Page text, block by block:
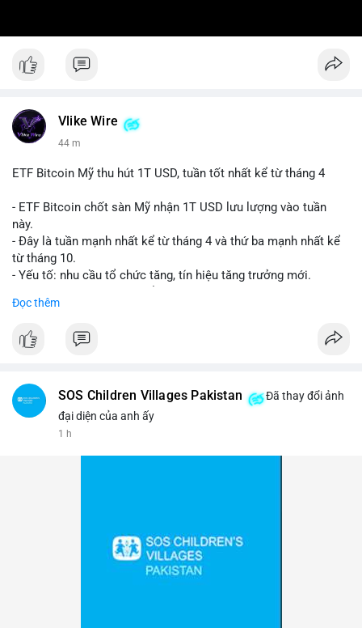
Vlike Wire
44 m
ETF Bitcoin Mỹ thu hút 1T USD, tuần tốt nhất kể từ tháng 4
- ETF Bitcoin chốt sàn Mỹ nhận 1T USD lưu lượng vào tuần
này.
- Đây là tuần mạnh nhất kể từ tháng 4 và thứ ba mạnh nhất kể
từ tháng 10.
- Yếu tố: nhu cầu tổ chức tăng, tín hiệu tăng trưởng mới.
dẫn.
#binancesquare
#vlikevn #titanbot
Đọc thêm
SOS Children Villages Pakistan
Đã thay đổi ảnh
đại diện của anh ấy
1 h